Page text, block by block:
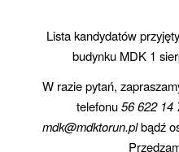
Lista kandydatów
budynku MDK 1
W razie pytań,
telefonu56 622 14
mdk@mdktorun.plbądź